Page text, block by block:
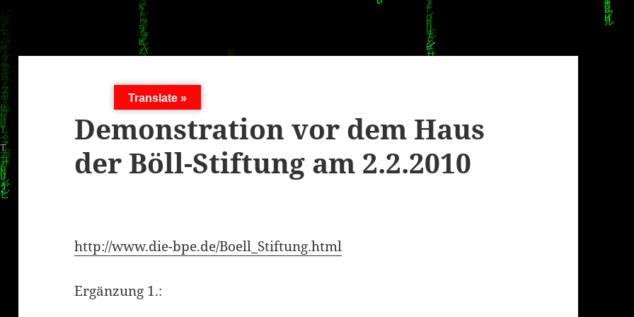
Demonstration vor dem Haus
der Böll-Stiftung am 2.2.2010
http://www.die-bpe.de/Boell_Stiftung.html
Ergänzung 1.:
Translate »